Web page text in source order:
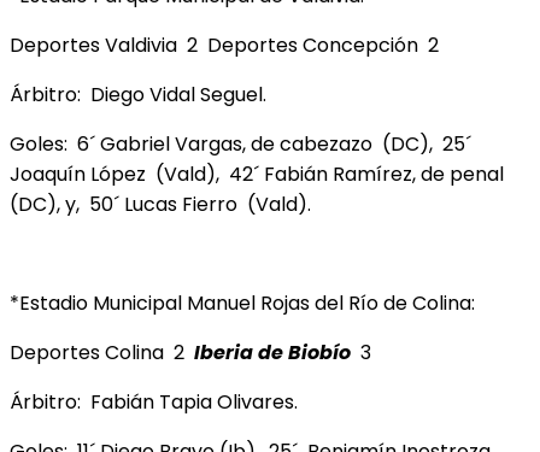
Deportes Valdivia 2 Deportes Concepción 2
Árbitro: Diego Vidal Seguel.
Goles: 6´ Gabriel Vargas, de cabezazo (DC), 25´
Joaquín López (Vald), 42´ Fabián Ramírez, de penal
(DC), y, 50´ Lucas Fierro (Vald).
*Estadio Municipal Manuel Rojas del Río de Colina:
Deportes Colina 2 Iberia de Biobío 3
Árbitro: Fabián Tapia Olivares.